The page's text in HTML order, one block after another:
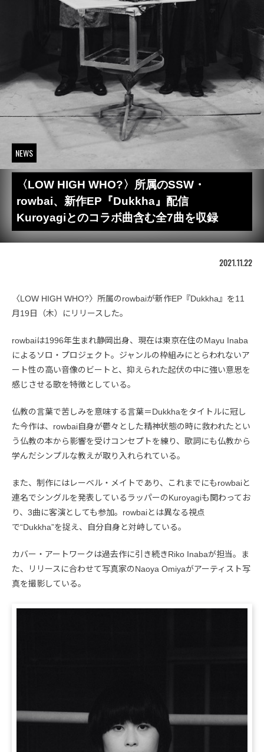
NEWS
〈LOW HIGH WHO?〉所属のSSW・
rowbai、新作EP『Dukkha』配信
Kuroyagiとのコラボ曲含む全7曲を収録
2021.11.22
〈LOW HIGH WHO?〉所属のrowbaiが新作EP『Dukkha』を11
月19日（木）にリリースした。
rowbaiは1996年生まれ静岡出身、現在は東京在住のMayu Inaba
によるソロ・プロジェクト。ジャンルの枠組みにとらわれないア
ート性の高い音像のビートと、抑えられた起伏の中に強い意思を
感じさせる歌を特徴としている。
仏教の言葉で苦しみを意味する言葉＝Dukkhaをタイトルに冠し
た今作は、rowbai自身が鬱々とした精神状態の時に救われたとい
う仏教の本から影響を受けコンセプトを練り、歌詞にも仏教から
学んだシンプルな教えが取り入れられている。
​​また、制作にはレーベル・メイトであり、これまでにもrowbaiと
連名でシングルを発表しているラッパーのKuroyagiも関わってお
り、3曲に客演としても参加。rowbaiとは異なる視点
で“Dukkha”を捉え、自分自身と対峙している。
カバー・アートワークは過去作に引き続きRiko Inabaが担当。ま
た、リリースに合わせて写真家のNaoya Omiyaがアーティスト写
真を撮影している。